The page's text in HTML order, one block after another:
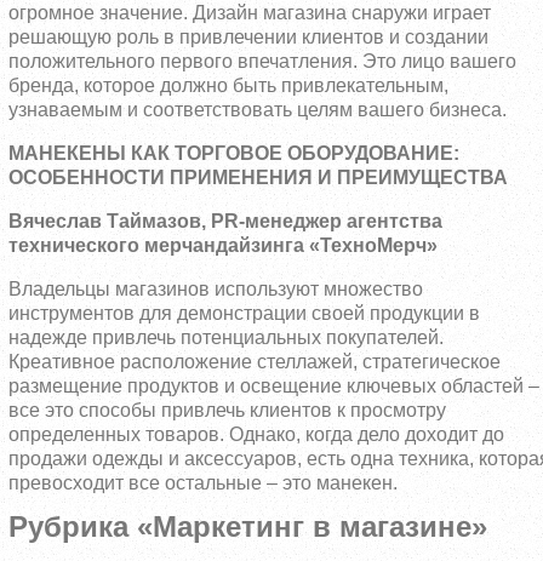
огромное значение. Дизайн магазина снаружи играет
решающую роль в привлечении клиентов и создании
положительного первого впечатления. Это лицо вашего
бренда, которое должно быть привлекательным,
узнаваемым и соответствовать целям вашего бизнеса.
МАНЕКЕНЫ КАК ТОРГОВОЕ ОБОРУДОВАНИЕ:
ОСОБЕННОСТИ ПРИМЕНЕНИЯ И ПРЕИМУЩЕСТВА
Вячеслав Таймазов, PR-менеджер агентства
технического мерчандайзинга «ТехноМерч»
Владельцы магазинов используют множество
инструментов для демонстрации своей продукции в
надежде привлечь потенциальных покупателей.
Креативное расположение стеллажей, стратегическое
размещение продуктов и освещение ключевых областей –
все это способы привлечь клиентов к просмотру
определенных товаров. Однако, когда дело доходит до
продажи одежды и аксессуаров, есть одна техника,
превосходит все остальные – это манекен.
Рубрика «Маркетинг в магазине»